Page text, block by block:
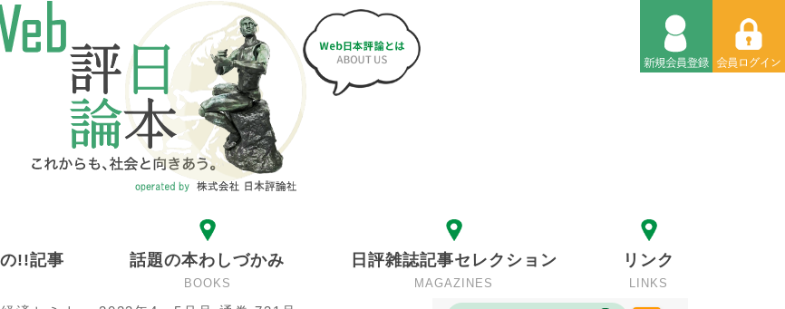
!!記事 話題の本わしづかみ
BOOKS
日評雑誌記事セレクション
MAGAZINES
リンク
LINKS